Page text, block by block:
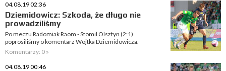
04.08.19 02:36
Dziemidowicz: Szkoda, że długo nie
prowadziliśmy
Po meczu Radomiak Raom - Stomil Olsztyn (2:1)
poprosiliśmy o komentarz Wojtka Dziemidowicza.
Komentarzy: 0 »
04.08.19 00:46